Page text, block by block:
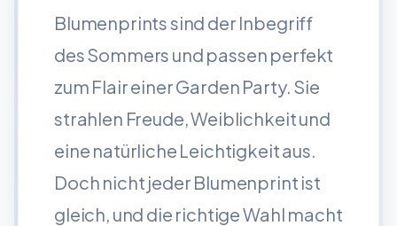
Blumenprints sind der Inbegriff
des Sommers und passen perfekt
zum Flair einer Garden Party. Sie
strahlen Freude, Weiblichkeit und
eine natürliche Leichtigkeit aus.
Doch nicht jeder Blumenprint ist
gleich, und die richtige Wahl macht